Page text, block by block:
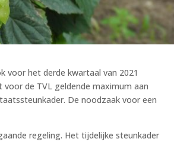
voor het derde kwartaal van 2021
de TVL geldende maximum aan
De noodzaak voor een
regeling. Het tijdelijke steunkader